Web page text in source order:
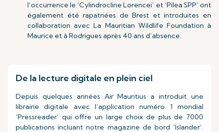
l’occurrence le ‘Cylindrocline Lorencei’ et ‘Pilea SPP’ ont
également été rapatriées de Brest et introduites en
collaboration avec La Mauritian Wildlife Foundation à
Maurice et à Rodrigues après 40 ans d’absence.
De la lecture digitale en plein ciel
Depuis quelques années Air Mauritius a introduit une
librairie digitale avec l’application numéro 1 mondial
‘Pressreader’ qui offre un large choix de plus de 7000
publications incluant notre magazine de bord ‘Islander’.